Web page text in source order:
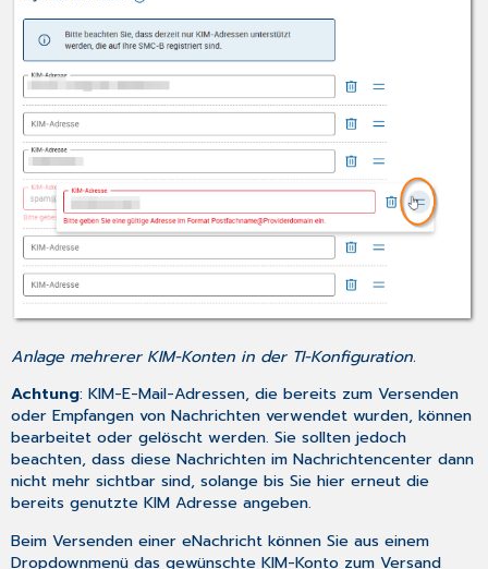
Anlage mehrerer KIM-Konten in der TI-Konfiguration.
Achtung: KIM-E-Mail-Adressen, die bereits zum Versenden
oder Empfangen von Nachrichten verwendet wurden, können
bearbeitet oder gelöscht werden. Sie sollten jedoch
beachten, dass diese Nachrichten im Nachrichtencenter dann
nicht mehr sichtbar sind, solange bis Sie hier erneut die
bereits genutzte KIM Adresse angeben.
Beim Versenden einer eNachricht können Sie aus einem
Dropdownmenü das gewünschte KIM-Konto zum Versand